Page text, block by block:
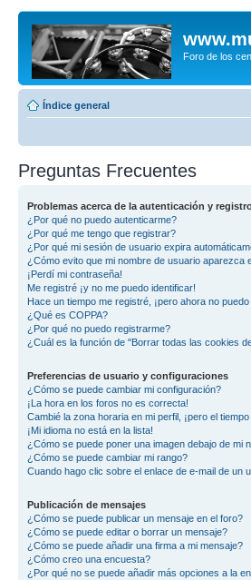
Foro de los
Índice general
Preguntas Frecuentes
Problemas acerca de la autenticación y
¿Por qué no puedo autenticarme?
¿Por qué me tengo que registrar?
¿Por qué mi sesión de usuario expira
¿Cómo evito que mi nombre de usuario aparezca
¡Perdí mi contraseña!
Me registré ¡y no me puedo identificar!
Hace un tiempo me registré, ¡pero ahora no
¿Qué es COPPA?
¿Por qué no puedo registrarme?
¿Cuál es la función de "Borrar todas las cookies
Preferencias de usuario y configuraciones
¿Cómo se puede cambiar mi configuración?
¡La hora en los foros no es correcta!
Cambié la zona horaria en mi perfil, ¡pero el
¡Mi idioma no está en la lista!
¿Cómo se puede poner una imagen debajo de mi
¿Cómo se puede cambiar mi rango?
Cuando hago clic sobre el enlace de e-mail de un
Publicación de mensajes
¿Cómo se puede publicar un mensaje en el foro?
¿Cómo se puede editar o borrar un mensaje?
¿Cómo se puede añadir una firma a mi mensaje?
¿Cómo creo una encuesta?
¿Por qué no se puede añadir más opciones a la